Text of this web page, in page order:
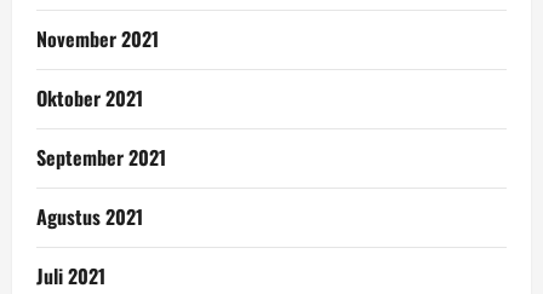
November 2021
Oktober 2021
September 2021
Agustus 2021
Juli 2021